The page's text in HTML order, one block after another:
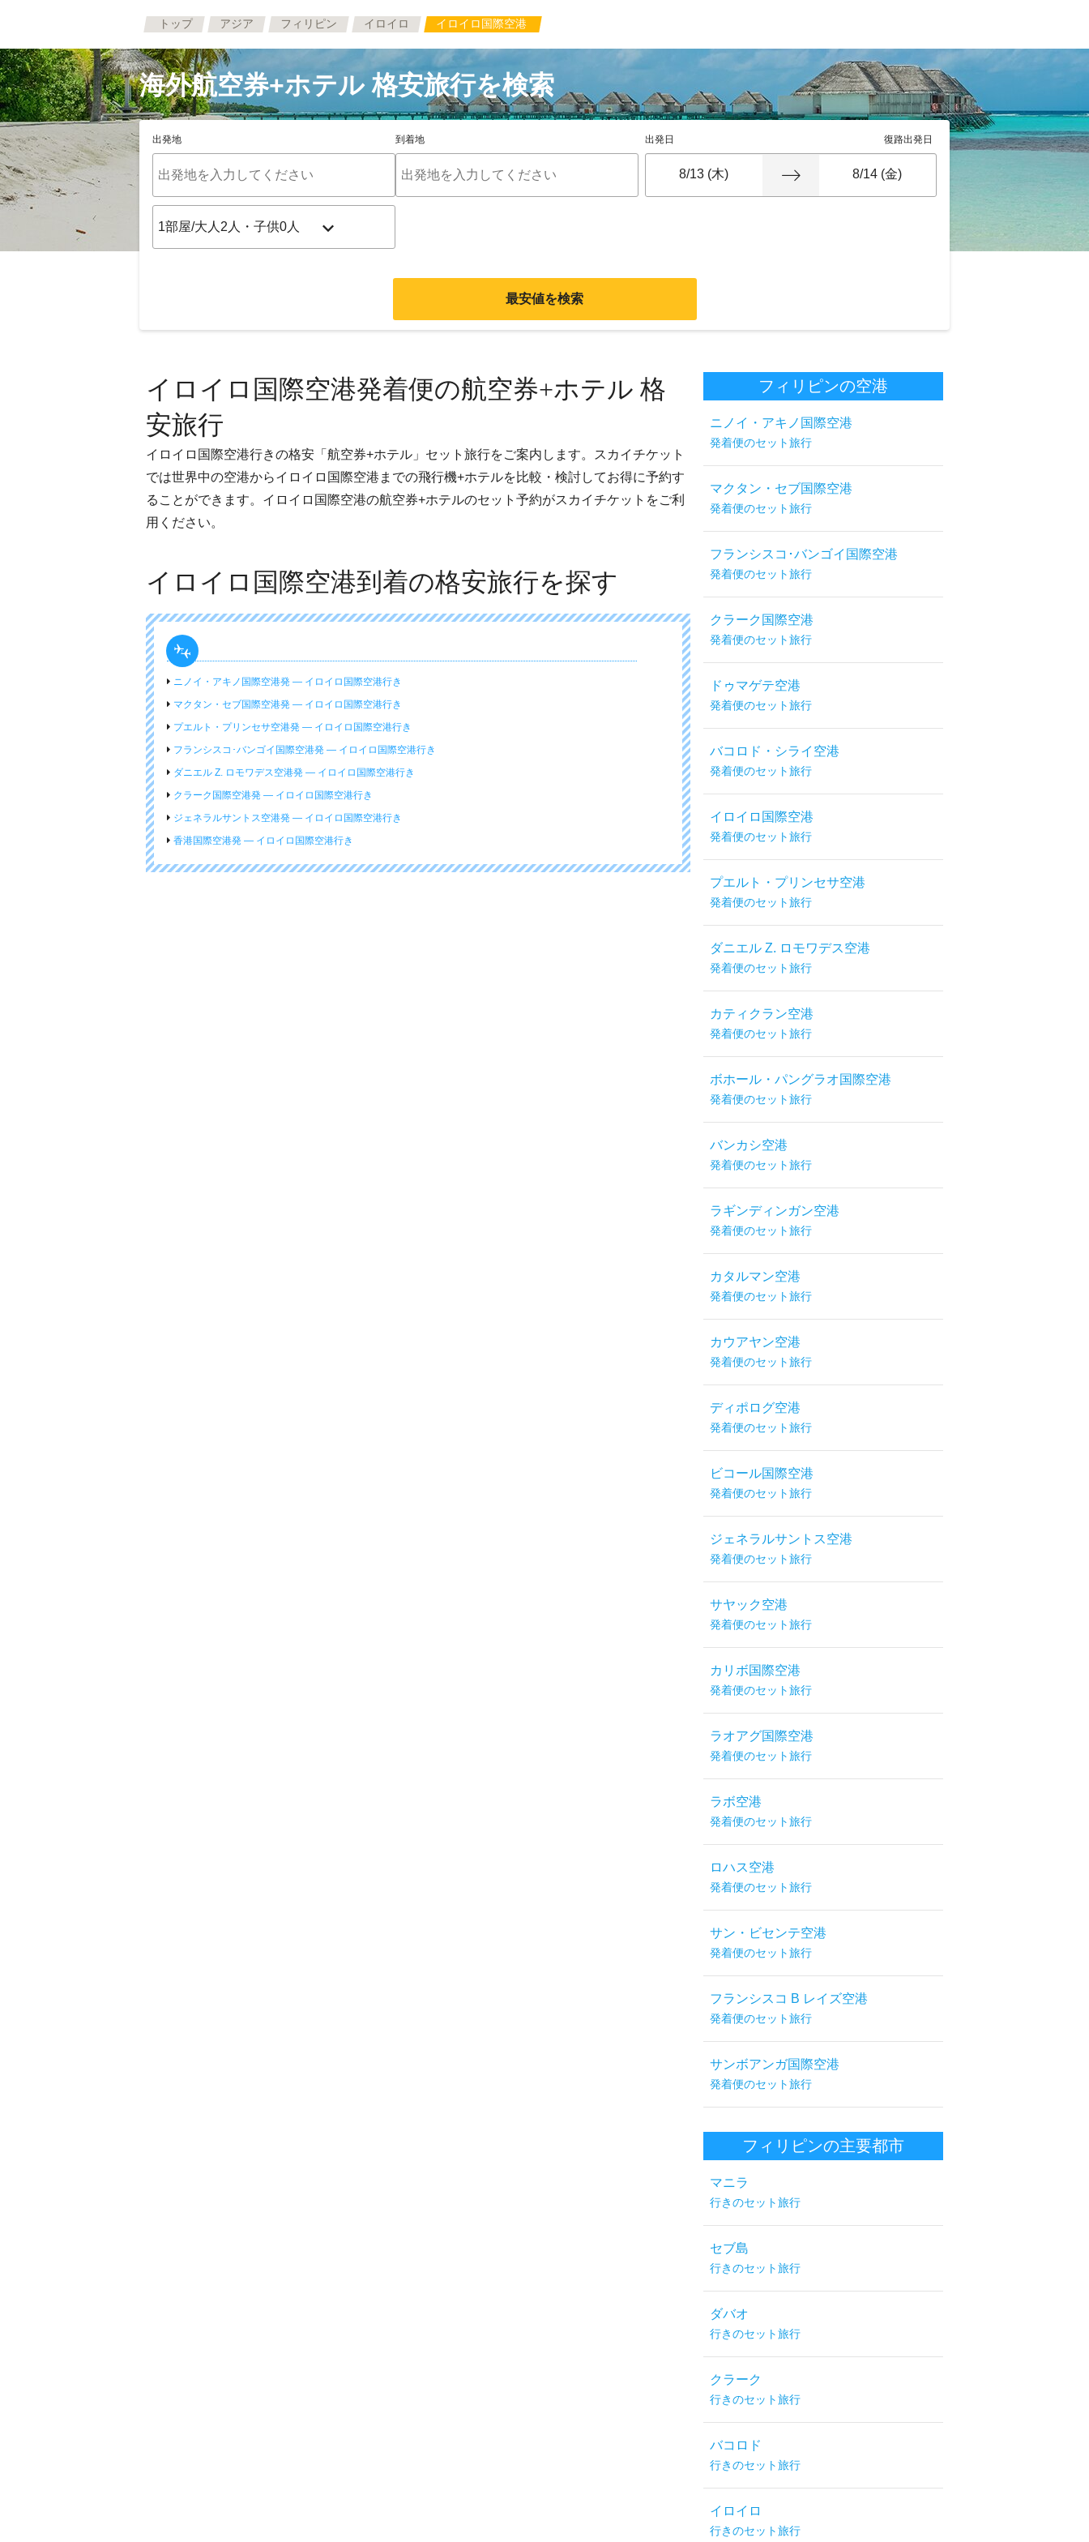
トップ アジア フィリピン イロイロ イロイロ国際空港
海外航空券+ホテル 格安旅行を検索
出発地 到着地 出発日 復路出発日
最安値を検索
イロイロ国際空港発着便の航空券+ホテル 格
安旅行
イロイロ国際空港行きの格安「航空券+ホテル」セット旅行をご案内します。スカイチケット
では世界中の空港からイロイロ国際空港までの飛行機+ホテルを比較・検討してお得に予約す
ることができます。イロイロ国際空港の航空券+ホテルのセット予約がスカイチケットをご利
用ください。
イロイロ国際空港到着の格安旅行を探す
ニノイ・アキノ国際空港発 ― イロイロ国際空港行き
マクタン・セブ国際空港発 ― イロイロ国際空港行き
プエルト・プリンセサ空港発 ― イロイロ国際空港行き
フランシスコ･バンゴイ国際空港発 ― イロイロ国際空港行き
ダニエル Z. ロモワデス空港発 ― イロイロ国際空港行き
クラーク国際空港発 ― イロイロ国際空港行き
ジェネラルサントス空港発 ― イロイロ国際空港行き
香港国際空港発 ― イロイロ国際空港行き
フィリピンの空港
ニノイ・アキノ国際空港
発着便のセット旅行
マクタン・セブ国際空港
発着便のセット旅行
フランシスコ･バンゴイ国際空港
発着便のセット旅行
クラーク国際空港
発着便のセット旅行
ドゥマゲテ空港
発着便のセット旅行
バコロド・シライ空港
発着便のセット旅行
イロイロ国際空港
発着便のセット旅行
プエルト・プリンセサ空港
発着便のセット旅行
ダニエル Z. ロモワデス空港
発着便のセット旅行
カティクラン空港
発着便のセット旅行
ボホール・パングラオ国際空港
発着便のセット旅行
バンカシ空港
発着便のセット旅行
ラギンディンガン空港
発着便のセット旅行
カタルマン空港
発着便のセット旅行
カウアヤン空港
発着便のセット旅行
ディポログ空港
発着便のセット旅行
ビコール国際空港
発着便のセット旅行
ジェネラルサントス空港
発着便のセット旅行
サヤック空港
発着便のセット旅行
カリボ国際空港
発着便のセット旅行
ラオアグ国際空港
発着便のセット旅行
ラボ空港
発着便のセット旅行
ロハス空港
発着便のセット旅行
サン・ビセンテ空港
発着便のセット旅行
フランシスコ B レイズ空港
発着便のセット旅行
サンボアンガ国際空港
発着便のセット旅行
フィリピンの主要都市
マニラ
行きのセット旅行
セブ島
行きのセット旅行
ダバオ
行きのセット旅行
クラーク
行きのセット旅行
バコロド
行きのセット旅行
イロイロ
行きのセット旅行